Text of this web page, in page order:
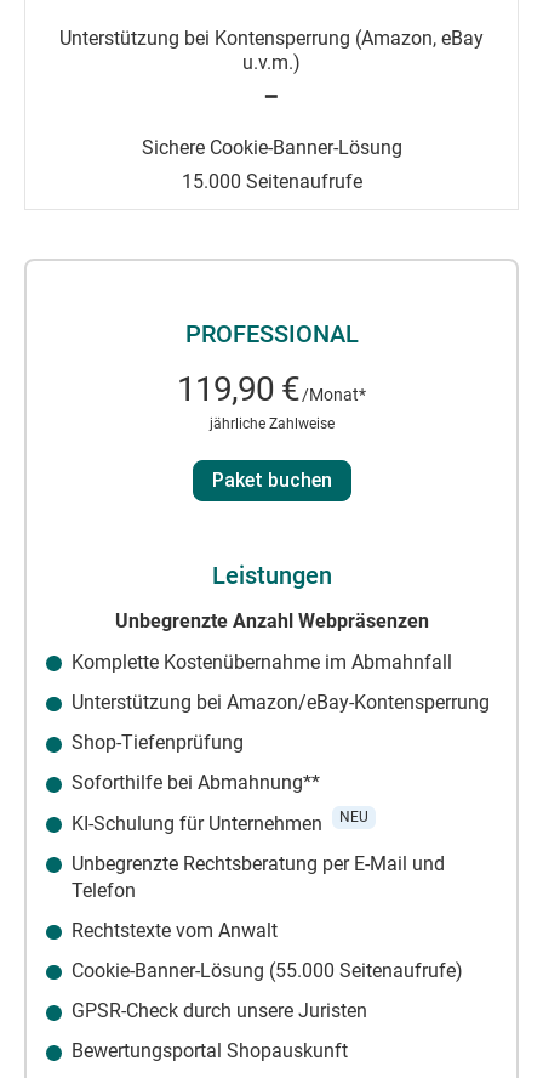
━
15.000 Seitenaufrufe
PROFESSIONAL
119,90 €/Monat*
jährliche Zahlweise
Paket buchen
Leistungen
Unbegrenzte Anzahl Webpräsenzen
Komplette Kostenübernahme im Abmahnfall
Unterstützung bei Amazon/eBay-Kontensperrung
Shop-Tiefenprüfung
Soforthilfe bei Abmahnung**
KI-Schulung für Unternehmen
NEU
Unbegrenzte Rechtsberatung per E-Mail und
Telefon
Rechtstexte vom Anwalt
Cookie-Banner-Lösung (55.000 Seitenaufrufe)
GPSR-Check durch unsere Juristen
Bewertungsportal Shopauskunft